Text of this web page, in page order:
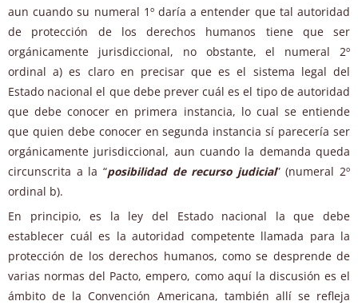
aun cuando su numeral 1º daría a entender que tal autoridad
de protección de los derechos humanos tiene que ser
orgánicamente jurisdiccional, no obstante, el numeral 2º
ordinal a) es claro en precisar que es el sistema legal del
Estado nacional el que debe prever cuál es el tipo de autoridad
que debe conocer en primera instancia, lo cual se entiende
que quien debe conocer en segunda instancia sí parecería ser
orgánicamente jurisdiccional, aun cuando la demanda queda
circunscrita a la “posibilidad de recurso judicial” (numeral 2º
ordinal b).
En principio, es la ley del Estado nacional la que debe
establecer cuál es la autoridad competente llamada para la
protección de los derechos humanos, como se desprende de
varias normas del Pacto, empero, como aquí la discusión es el
ámbito de la Convención Americana, también allí se refleja